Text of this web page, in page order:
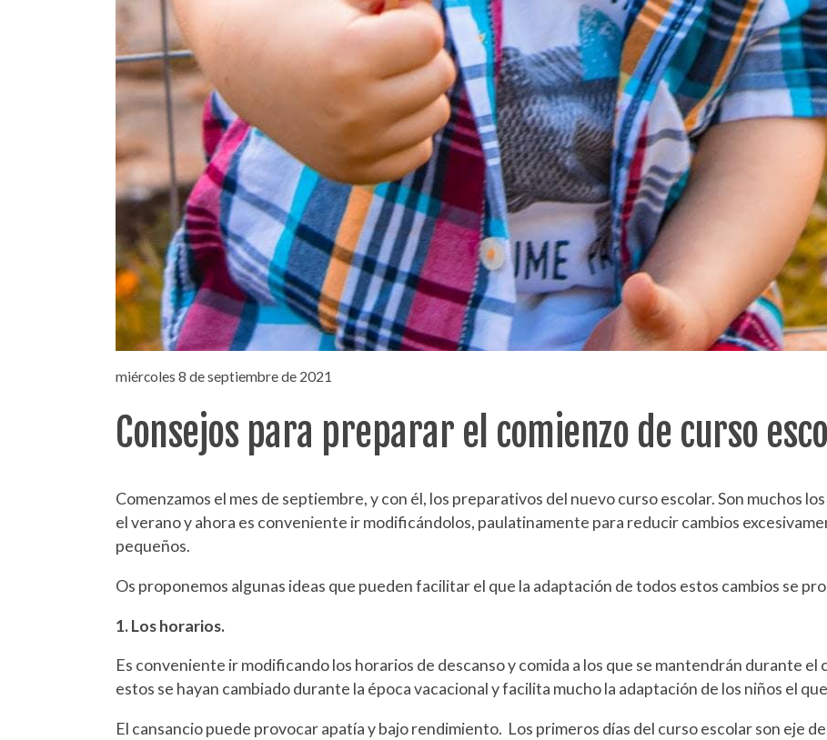
miércoles 8 de septiembre de 2021
Consejos para preparar el comienzo de curso
Comenzamos el mes de septiembre, y con él, los preparativos del nuevo curso escolar. Son muchos
el verano y ahora es conveniente ir modificándolos, paulatinamente para reducir cambios
pequeños.
Os proponemos algunas ideas que pueden facilitar el que la adaptación de todos estos cambios se
1. Los horarios.
Es conveniente ir modificando los horarios de descanso y comida a los que se mantendrán durante el
estos se hayan cambiado durante la época vacacional y facilita mucho la adaptación de los niños el
El cansancio puede provocar apatía y bajo rendimiento. Los primeros días del curso escolar son eje